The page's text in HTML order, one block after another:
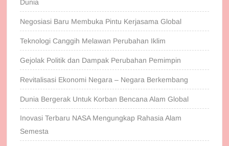
Dunia
Negosiasi Baru Membuka Pintu Kerjasama Global
Teknologi Canggih Melawan Perubahan Iklim
Gejolak Politik dan Dampak Perubahan Pemimpin
Revitalisasi Ekonomi Negara – Negara Berkembang
Dunia Bergerak Untuk Korban Bencana Alam Global
Inovasi Terbaru NASA Mengungkap Rahasia Alam
Semesta